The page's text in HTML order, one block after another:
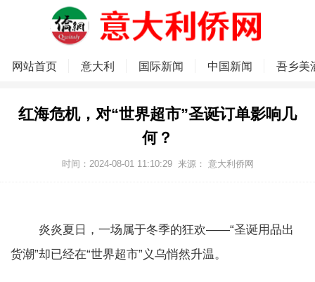
网站首页 意大利 国际新闻 中国新闻 吾乡美
红海危机，对“世界超市”圣诞订单影响几
何？
时间：2024-08-01 11:10:29 来源： 意大利侨网
炎炎夏日，一场属于冬季的狂欢——“圣诞用品出
货潮”却已经在“世界超市”义乌悄然升温。